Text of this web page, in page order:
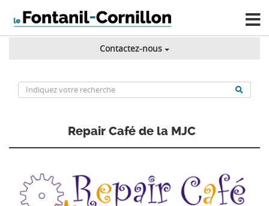
Contactez-nous
Repair Café de la MJC